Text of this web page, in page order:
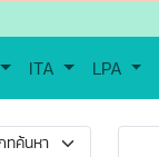
ITA LPA